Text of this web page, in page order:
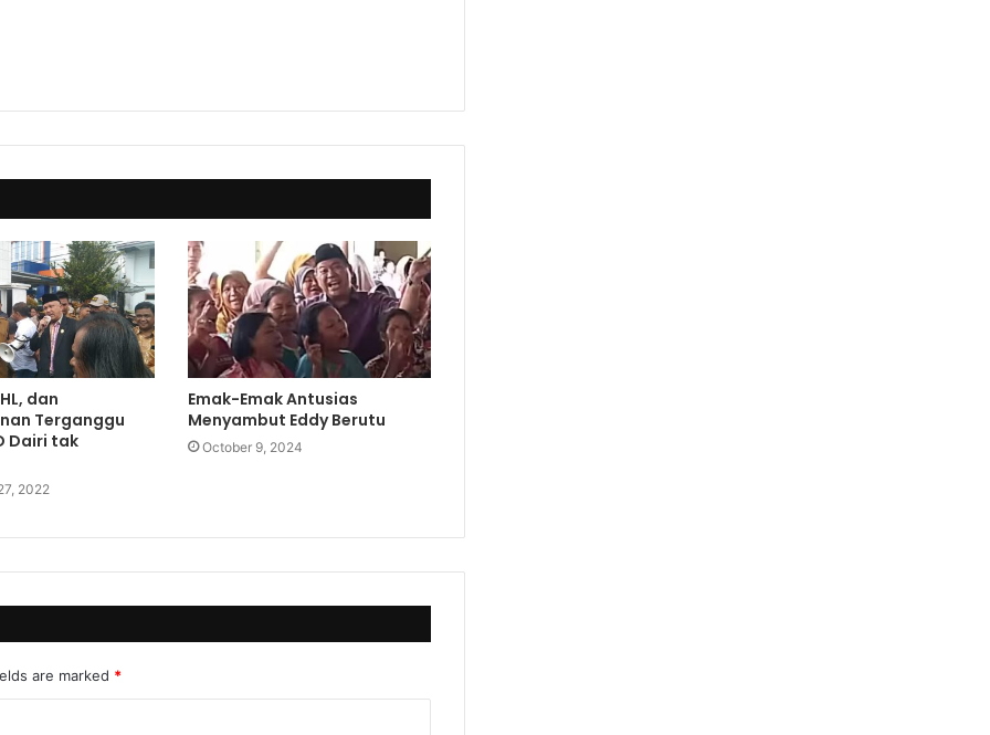
dan
Terganggu
Dairi tak
2022
Emak-Emak Antusias
Menyambut Eddy Berutu
October 9, 2024
are marked *